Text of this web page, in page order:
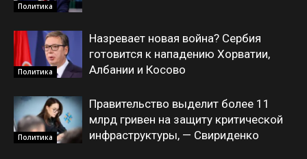
Политика
Политика
Назревает новая война? Сербия
готовится к нападению Хорватии,
Албании и Косово
Политика
Правительство выделит более 11
млрд гривен на защиту критической
инфраструктуры, — Свириденко